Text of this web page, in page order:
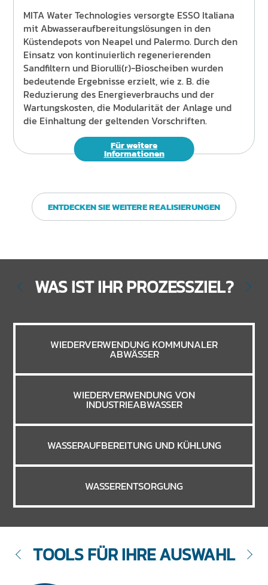
MITA Water Technologies versorgte ESSO Italiana
mit Abwasseraufbereitungslösungen in den
Küstendepots von Neapel und Palermo. Durch den
Einsatz von kontinuierlich regenerierenden
Sandfiltern und Biorulli(r)-Bioscheiben wurden
bedeutende Ergebnisse erzielt, wie z. B. die
Reduzierung des Energieverbrauchs und der
Wartungskosten, die Modularität der Anlage und
die Einhaltung der geltenden Vorschriften.
Für weitere
Informationen
ENTDECKEN SIE WEITERE REALISIERUNGEN
WAS IST IHR PROZESSZIEL?
WIEDERVERWENDUNG KOMMUNALER
ABWÄSSER
WIEDERVERWENDUNG VON
INDUSTRIEABWASSER
WASSERAUFBEREITUNG UND KÜHLUNG
WASSERENTSORGUNG
TOOLS FÜR IHRE AUSWAHL